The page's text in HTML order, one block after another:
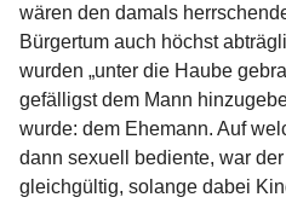
wären den damals
Bürgertum auch höchst
wurden „unter die Haube
gefälligst dem Mann
wurde: dem Ehemann. Auf
dann sexuell bediente, war
gleichgültig, solange dabei